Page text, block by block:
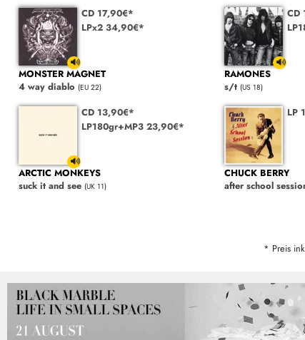
CD 17,90€*
LPx2 34,90€*
MONSTER MAGNET
4 way diablo (EU 22)
CD
RAMONES
s/t (US 18)
CD 13,90€*
LP180gr+MP3 23,90€*
ARCTIC MONKEYS
suck it and see (UK 11)
LP
CHUCK BERRY
after school
* Preis